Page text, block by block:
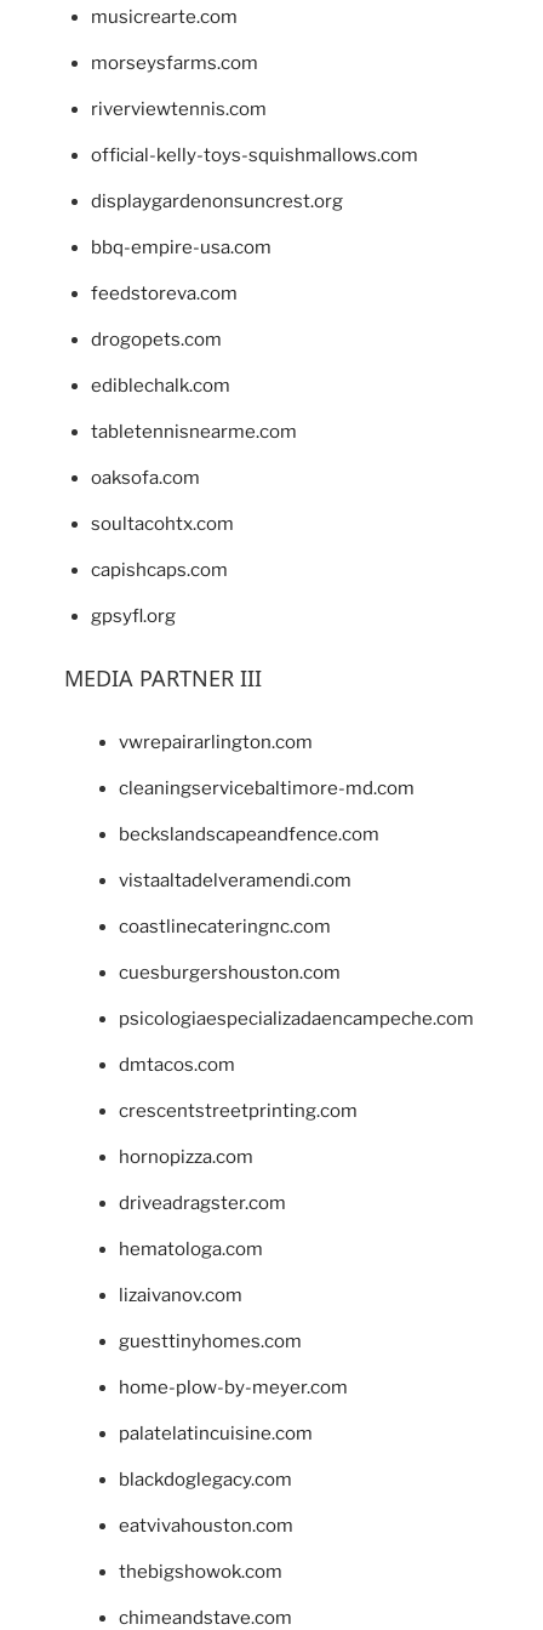
musicrearte.com
morseysfarms.com
riverviewtennis.com
official-kelly-toys-squishmallows.com
displaygardenonsuncrest.org
bbq-empire-usa.com
feedstoreva.com
drogopets.com
ediblechalk.com
tabletennisnearme.com
oaksofa.com
soultacohtx.com
capishcaps.com
gpsyfl.org
MEDIA PARTNER III
vwrepairarlington.com
cleaningservicebaltimore-md.com
beckslandscapeandfence.com
vistaaltadelveramendi.com
coastlinecateringnc.com
cuesburgershouston.com
psicologiaespecializadaencampeche.com
dmtacos.com
crescentstreetprinting.com
hornopizza.com
driveadragster.com
hematologa.com
lizaivanov.com
guesttinyhomes.com
home-plow-by-meyer.com
palatelatincuisine.com
blackdoglegacy.com
eatvivahouston.com
thebigshowok.com
chimeandstave.com